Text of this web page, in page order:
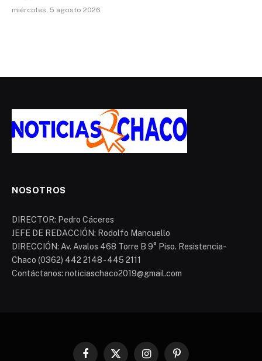
miércoles, 5 agosto 2026
NOSOTROS
DIRECTOR: Pedro Cáceres
JEFE DE REDACCIÓN: Rodolfo Mancuello
DIRECCIÓN: Av. Avalos 468 Torre B 9° Piso. Resistencia-
Chaco (0362) 442 2148 - 445 2111
Contáctanos: noticiaschaco2019@gmail.com
Facebook
X InstagramPinterest